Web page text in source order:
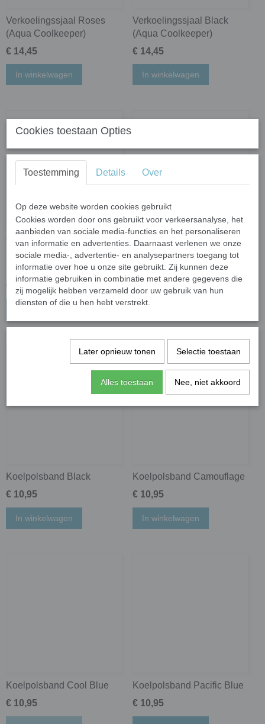
Verkoelingssjaal Roses
(Aqua Coolkeeper)
€ 14,45
In winkelwagen
Verkoelingssjaal Black
(Aqua Coolkeeper)
€ 14,45
In winkelwagen
Verkoelingssjaal Cool Blue
(Aqua Coolkeeper)
€ 14,45
Verkoelingssjaal
Camouflage (Aqua
Coolkeeper)
€ 14,45
Koelpolsband Black
€ 10,95
In winkelwagen
Koelpolsband Camouflage
€ 10,95
In winkelwagen
Koelpolsband Cool Blue
€ 10,95
Koelpolsband Pacific Blue
€ 10,95
Cookies toestaan Opties
Toestemming Details Over
Op deze website worden cookies gebruikt
Cookies worden door ons gebruikt voor verkeersanalyse, het
aanbieden van sociale media-functies en het personaliseren
van informatie en advertenties. Daarnaast verlenen we onze
sociale media-, advertentie- en analysepartners toegang tot
informatie over hoe u onze site gebruikt. Zij kunnen deze
informatie gebruiken in combinatie met andere gegevens die
zij mogelijk hebben verzameld door uw gebruik van hun
diensten of die u hen hebt verstrekt.
Later opnieuw tonen Selectie toestaan
Alles toestaan Nee, niet akkoord